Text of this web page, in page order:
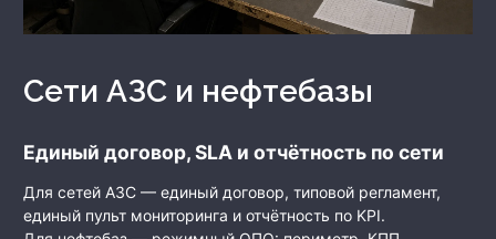
Сети АЗС и нефтебазы
Единый договор, SLA и отчётность по сети
Для сетей АЗС — единый договор, типовой регламент,
единый пульт мониторинга и отчётность по KPI.